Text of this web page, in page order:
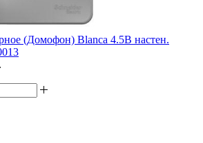
(Домофон) Blanca 4.5В настен.